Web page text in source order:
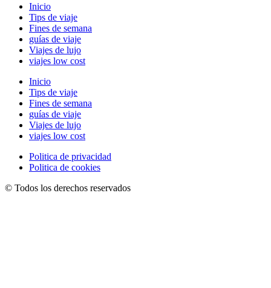
Inicio
Tips de viaje
Fines de semana
guías de viaje
Viajes de lujo
viajes low cost
Inicio
Tips de viaje
Fines de semana
guías de viaje
Viajes de lujo
viajes low cost
Politica de privacidad
Politica de cookies
© Todos los derechos reservados